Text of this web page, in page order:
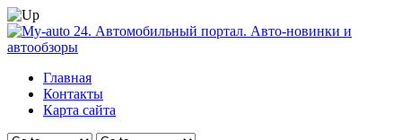
Главная
Контакты
Карта сайта